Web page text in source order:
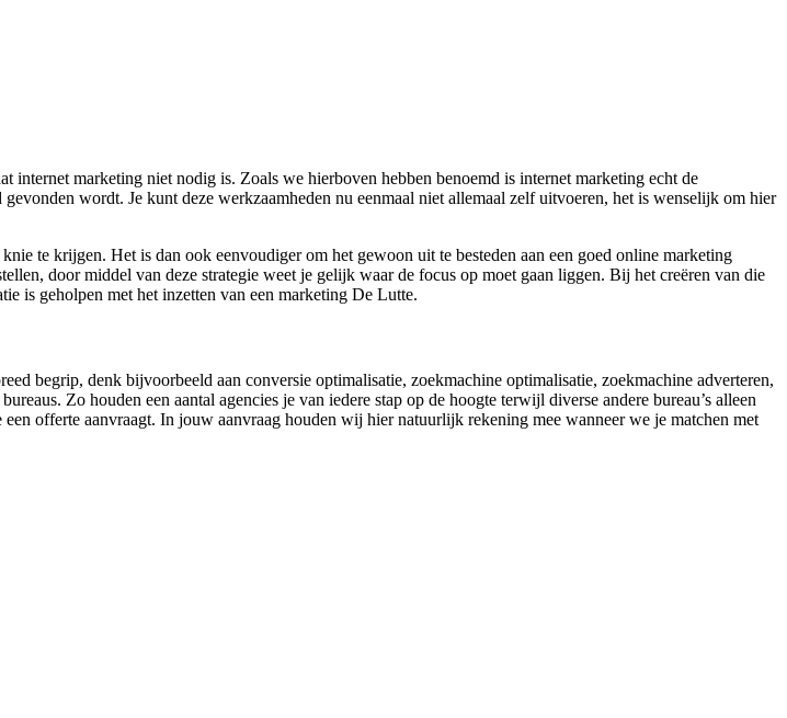
internet marketing niet nodig is. Zoals we hierboven hebben benoemd is internet marketing echt de
wordt. Je kunt deze werkzaamheden nu eenmaal niet allemaal zelf uitvoeren, het is wenselijk om hier
te krijgen. Het is dan ook eenvoudiger om het gewoon uit te besteden aan een goed online marketing
door middel van deze strategie weet je gelijk waar de focus op moet gaan liggen. Bij het creëren van die
is geholpen met het inzetten van een marketing De Lutte.
begrip, denk bijvoorbeeld aan conversie optimalisatie, zoekmachine optimalisatie, zoekmachine adverteren,
Zo houden een aantal agencies je van iedere stap op de hoogte terwijl diverse andere bureau’s alleen
offerte aanvraagt. In jouw aanvraag houden wij hier natuurlijk rekening mee wanneer we je matchen met